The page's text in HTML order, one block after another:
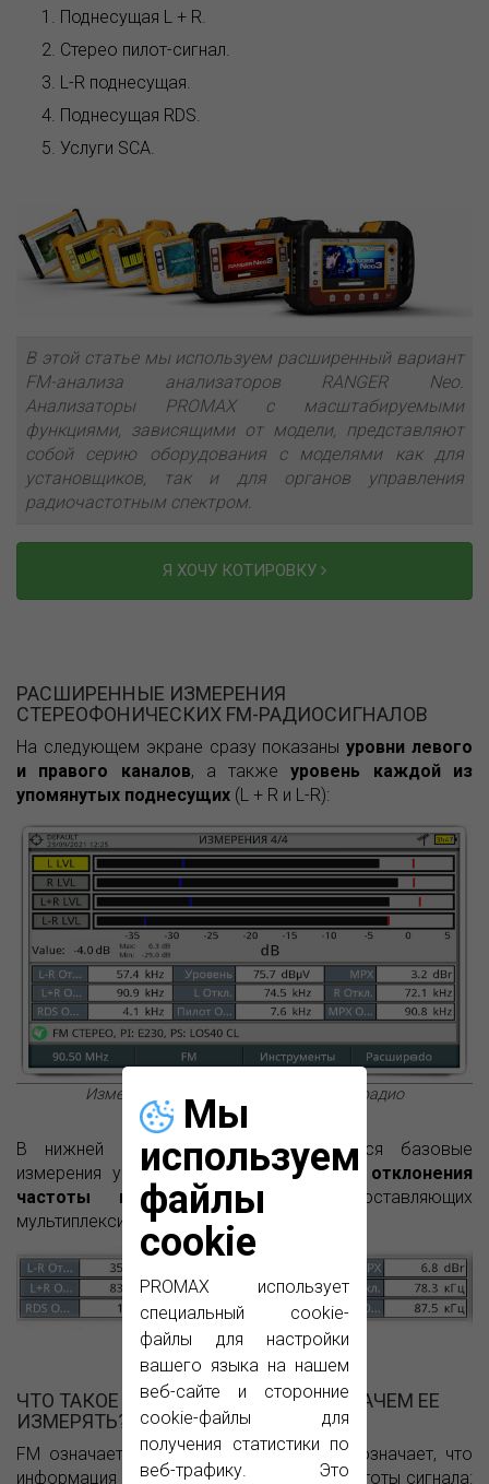
Мы
используем
файлы
cookie
PROMAX использует
специальный cookie-
файлы для настройки
вашего языка на нашем
веб-сайте и сторонние
cookie-файлы для
получения статистики по
веб-трафику. Это
Поднесущая L + R.
Стерео пилот-сигнал.
L-R поднесущая.
Поднесущая RDS.
Услуги SCA.
В этой статье мы используем расширенный вариант
FM-анализа анализаторов RANGER Neo.
Анализаторы PROMAX с масштабируемыми
функциями, зависящими от модели, представляют
собой серию оборудования с моделями как для
установщиков, так и для органов управления
радиочастотным спектром.
Я ХОЧУ КОТИРОВКУ
РАСШИРЕННЫЕ ИЗМЕРЕНИЯ
СТЕРЕОФОНИЧЕСКИХ FM-РАДИОСИГНАЛОВ
На следующем экране сразу показаныуровни левого
и правого каналов, а такжеуровень каждой из
упомянутых поднесущих (L + R и L-R):
Измерения девиации поднесущих FM-радио
В нижней части экрана отображаются базовые
измерения уровня сигнала / несущейи отклонения
частоты всех пилот-сигналов
, составляющих
мультиплексирование FM (MPX).
ЧТО ТАКОЕ ДЕВИАЦИЯ ЧАСТОТЫ И ЗАЧЕМ ЕЕ
ИЗМЕРЯТЬ?
FM означает частотная модуляция. Это означает, что
информация кодируется с изменением частоты сигнала: